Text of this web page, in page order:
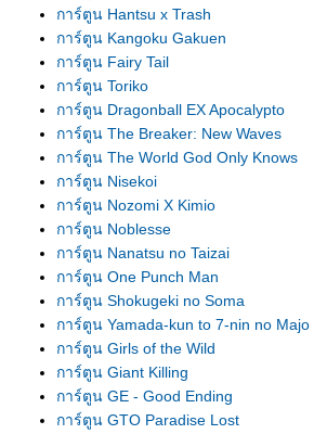
การ์ตูน Hantsu x Trash
การ์ตูน Kangoku Gakuen
การ์ตูน Fairy Tail
การ์ตูน Toriko
การ์ตูน Dragonball EX Apocalypto
การ์ตูน The Breaker: New Waves
การ์ตูน The World God Only Knows
การ์ตูน Nisekoi
การ์ตูน Nozomi X Kimio
การ์ตูน Noblesse
การ์ตูน Nanatsu no Taizai
การ์ตูน One Punch Man
การ์ตูน Shokugeki no Soma
การ์ตูน Yamada-kun to 7-nin no Majo
การ์ตูน Girls of the Wild
การ์ตูน Giant Killing
การ์ตูน GE - Good Ending
การ์ตูน GTO Paradise Lost